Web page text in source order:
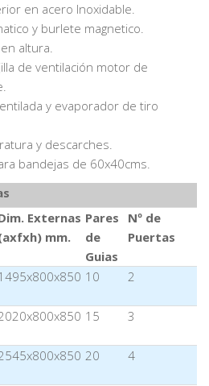
en acero Inoxidable.
y burlete magnetico.
altura.
de ventilación motor de
y evaporador de tiro
y descarches.
bandejas de 60x40cms.
Externas
mm.
Pares
de
Guias
Nº de
Puertas
10 2
15 3
20 4